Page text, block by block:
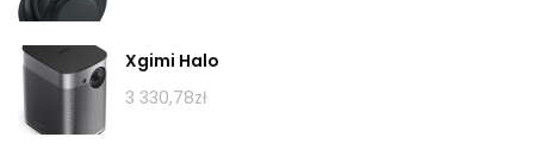
Xgimi Halo
3 330,78zł